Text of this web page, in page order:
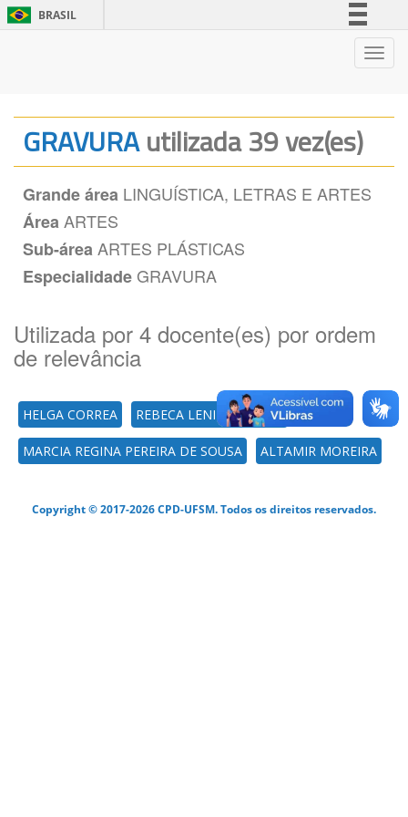
BRASIL
Legislação
GRAVURAutilizada 39 vez(es)
Grande área LINGUÍSTICA, LETRAS E ARTES
Área ARTES
Sub-área ARTES PLÁSTICAS
EspecialidadeGRAVURA
Utilizada por 4 docente(es) por ordem
de relevância
HELGA CORREA REBECA LENIZE STUMM
MARCIA REGINA PEREIRA DE SOUSA ALTAMIR MOREIRA
Copyright © 2017-2026 CPD-UFSM. Todos os direitos reservados.